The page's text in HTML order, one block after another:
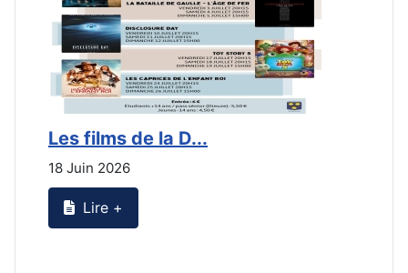
Les films de la D...
18 Juin 2026
Lire +